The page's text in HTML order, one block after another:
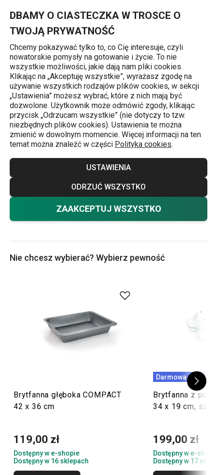
DBAMY O CIASTECZKA W TROSCE O
TWOJĄ PRYWATNOŚĆ
Chcemy pokazywać tylko to, co Cię interesuje, czyli
nowatorskie pomysły na gotowanie i życie. To nie
wszystkie możliwości, jakie dają nam pliki cookies.
Klikając na „Akceptuję wszystkie”, wyrażasz zgodę na
używanie wszystkich rodzajów plików cookies, w sekcji
„Ustawienia” możesz wybrać, które z nich mają być
dozwolone. Użytkownik może odmówić zgody, klikając
przycisk „Odrzucam wszystkie” (nie dotyczy to tzw.
niezbędnych plików cookies). Ustawienia te można
zmienić w dowolnym momencie. Więcej informacji na ten
temat można znaleźć w części Polityka cookies.
USTAWIENIA
ODRZUĆ WSZYSTKO
ZAAKCEPTUJ WSZYSTKO
Pieczenie
Brytfanny
Świątecznej gęsi i zapiekankom makaronowym na pewno
będzie wygodnie w ogromnej brytfannie z powłoką
antyadhezyjną lub przezroczystej brytfannie z wysokiej
jakości szkła. Piecz bez przypalania i bez zmartwień –
wysoka jakość jest dla nas niezwykle ważna, a dodatkowo
wszystkie brytfanny mają wydłużoną gwarancję!
Brytfanny z pokrywą(8)
Nie chcesz wybierać? Wybierz pewność
Brytfanna głęboka COMPACT
42 x 36 cm
119,00 zł
Dostępny w e-shopie
Dostępny w 16 sklepach
Darmowa dostawa
Brytfanna z
34 x 19 cm,
199,00 zł
Dostępny w e-
Dostępny w 17